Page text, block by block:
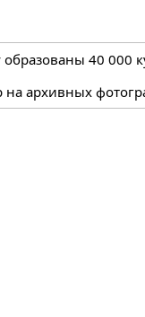
40 000
архивных